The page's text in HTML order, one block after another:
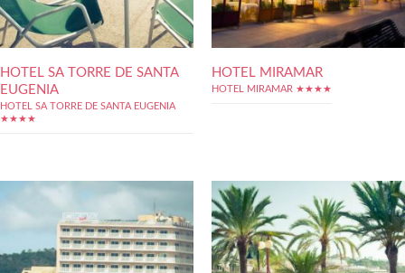
HOTEL SA TORRE DE SANTA
EUGENIA
HOTEL SA TORRE DE SANTA EUGENIA
★★★★
HOTEL MIRAMAR
HOTEL MIRAMAR ★★★★